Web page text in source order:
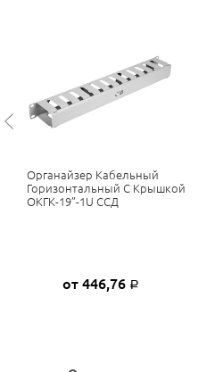
Органайзер Кабельный
Горизонтальный С Крышкой
ОКГК-19”-1U ССД
от 446,76 Р